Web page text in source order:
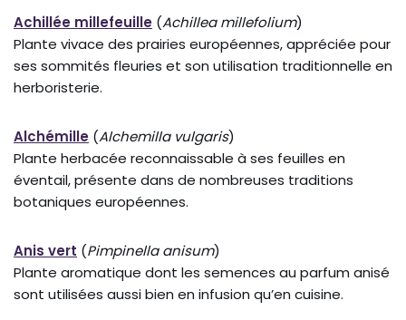
Achillée millefeuille (Achillea millefolium)
Plante vivace des prairies européennes, appréciée pour
ses sommités fleuries et son utilisation traditionnelle en
herboristerie.
Alchémille (Alchemilla vulgaris)
Plante herbacée reconnaissable à ses feuilles en
éventail, présente dans de nombreuses traditions
botaniques européennes.
Anis vert (Pimpinella anisum)
Plante aromatique dont les semences au parfum anisé
sont utilisées aussi bien en infusion qu’en cuisine.